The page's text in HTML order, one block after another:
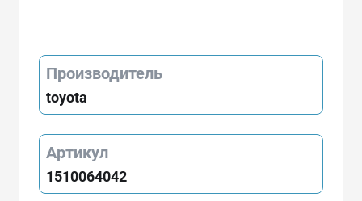
Производитель
toyota
Артикул
1510064042